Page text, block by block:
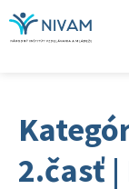
2.časť